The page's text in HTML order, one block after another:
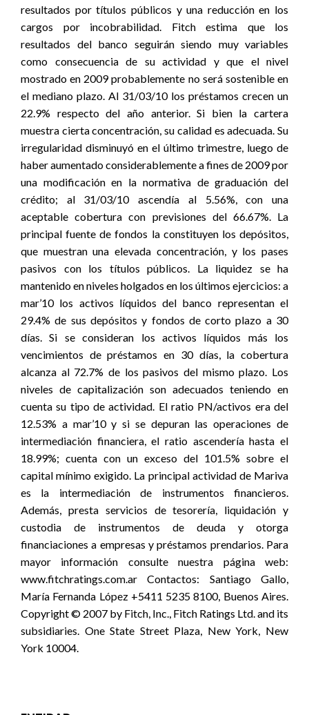
resultados por títulos públicos y una reducción en los
cargos por incobrabilidad. Fitch estima que los
resultados del banco seguirán siendo muy variables
como consecuencia de su actividad y que el nivel
mostrado en 2009 probablemente no será sostenible en
el mediano plazo. Al 31/03/10 los préstamos crecen un
22.9% respecto del año anterior. Si bien la cartera
muestra cierta concentración, su calidad es adecuada. Su
irregularidad disminuyó en el último trimestre, luego de
haber aumentado considerablemente a fines de 2009 por
una modificación en la normativa de graduación del
crédito; al 31/03/10 ascendía al 5.56%, con una
aceptable cobertura con previsiones del 66.67%. La
principal fuente de fondos la constituyen los depósitos,
que muestran una elevada concentración, y los pases
pasivos con los títulos públicos. La liquidez se ha
mantenido en niveles holgados en los últimos ejercicios: a
mar’10 los activos líquidos del banco representan el
29.4% de sus depósitos y fondos de corto plazo a 30
días. Si se consideran los activos líquidos más los
vencimientos de préstamos en 30 días, la cobertura
alcanza al 72.7% de los pasivos del mismo plazo. Los
niveles de capitalización son adecuados teniendo en
cuenta su tipo de actividad. El ratio PN/activos era del
12.53% a mar’10 y si se depuran las operaciones de
intermediación financiera, el ratio ascendería hasta el
18.99%; cuenta con un exceso del 101.5% sobre el
capital mínimo exigido. La principal actividad de Mariva
es la intermediación de instrumentos financieros.
Además, presta servicios de tesorería, liquidación y
custodia de instrumentos de deuda y otorga
financiaciones a empresas y préstamos prendarios. Para
mayor información consulte nuestra página web:
www.fitchratings.com.ar Contactos: Santiago Gallo,
María Fernanda López +5411 5235 8100, Buenos Aires.
Copyright © 2007 by Fitch, Inc., Fitch Ratings Ltd. and its
subsidiaries. One State Street Plaza, New York, New
York 10004.